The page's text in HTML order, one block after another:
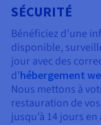
SÉCURITÉ
Bénéficiez d’une
disponible,
jour avec des
d’hébergement
Nous mettons à
restauration de
jusqu’à 14 jours